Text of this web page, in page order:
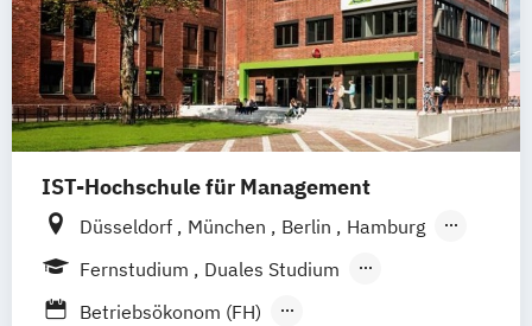
IST-Hochschule für Management
Düsseldorf München Berlin
Hamburg
Weil am Rhein
Frankfurt am Main
Fernstudium
Duales Studium
Fernlehrgang
Betriebsökonom (FH)